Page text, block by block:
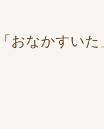
なかすいた